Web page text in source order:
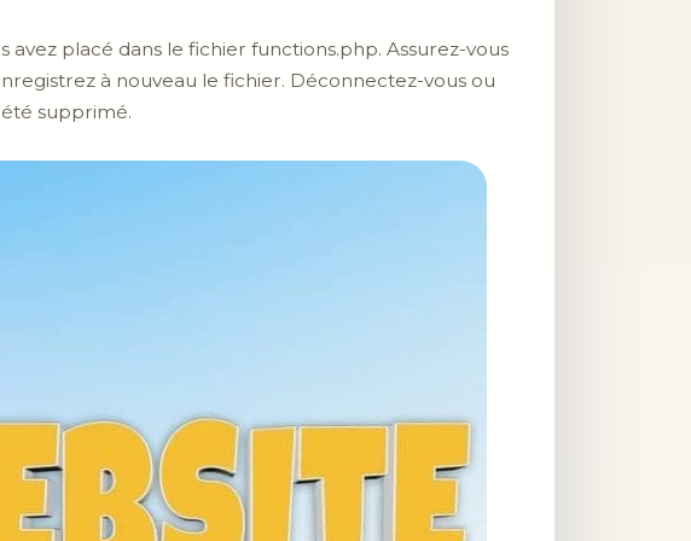
avez placé dans le fichier functions.php. Assurez-vous
à nouveau le fichier. Déconnectez-vous ou
supprimé.